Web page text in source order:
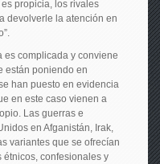
propicia, los rivales
devolverle la atención en
es complicada y conviene
están poniendo en
han puesto en evidencia
en este caso vienen a
Las guerras e
en Afganistán, Irak,
variantes que se ofrecían
confesionales y